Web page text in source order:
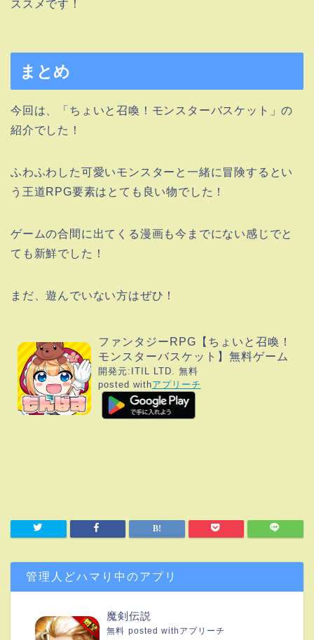
ススメです！
まとめ
今回は、「ちょいと召喚！モンスターバスケット」の
紹介でした！
ふわふわした可愛いモンスターと一緒に冒険するとい
う王道RPG要素はとても良い物でした！
ゲームの合間に出てくる漫画も今までにない感じでと
ても新鮮でした！
まだ、遊んでいない方はぜひ！
ファンタジーRPG【ちょいと召喚！
モンスターバスケット】無料ゲーム
開発元: ITIL LTD.
無料
posted withアプリーチ
管理人どハマり中のアプリ
魔剣伝説
無料 posted with アプリーチ